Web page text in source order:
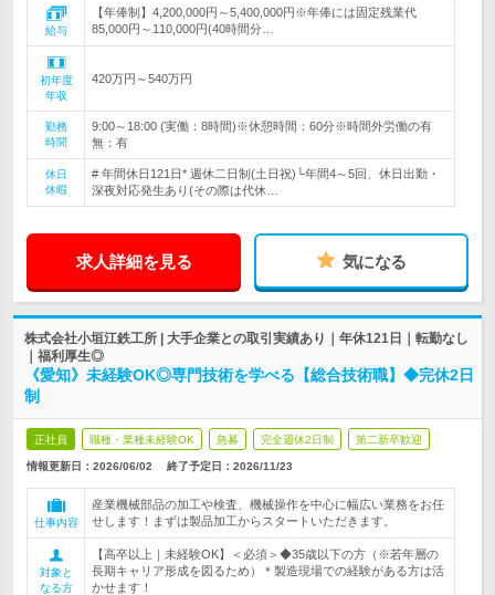
給与
【年俸制】4,200,000円～5,400,000円※年俸には固定残業代
85,000円～110,000円(40時間分…
初年度
年収
420万円～540万円
勤務
時間
9:00～18:00 (実働：8時間)※休憩時間：60分※時間外労働の有
無：有
休日
休暇
# 年間休日121日* 週休二日制(土日祝)└年間4～5回、休日出勤・
深夜対応発生あり(その際は代休…
求人詳細を見る 気になる
株式会社小垣江鉄工所 | 大手企業との取引実績あり｜年休121日｜転勤なし
｜福利厚生◎
《愛知》未経験OK◎専門技術を学べる【総合技術職】◆完休2日
制
正社員 職種・業種未経験OK 急募 完全週休2日制 第二新卒歓迎
情報更新日：2026/06/02 終了予定日： 2026/11/23
仕事内容
産業機械部品の加工や検査、機械操作を中心に幅広い業務をお任
せします！まずは製品加工からスタートいただきます。
対象と
なる方
【高卒以上｜未経験OK】＜必須＞◆35歳以下の方（※若年層の
長期キャリア形成を図るため）＊製造現場での経験がある方は活
かせます！